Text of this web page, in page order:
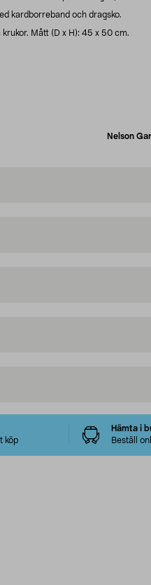
kardborreband och dragsko.
Mått (D x H): 45 x 50 cm.
Nelson
köp
Hämta i
Beställ